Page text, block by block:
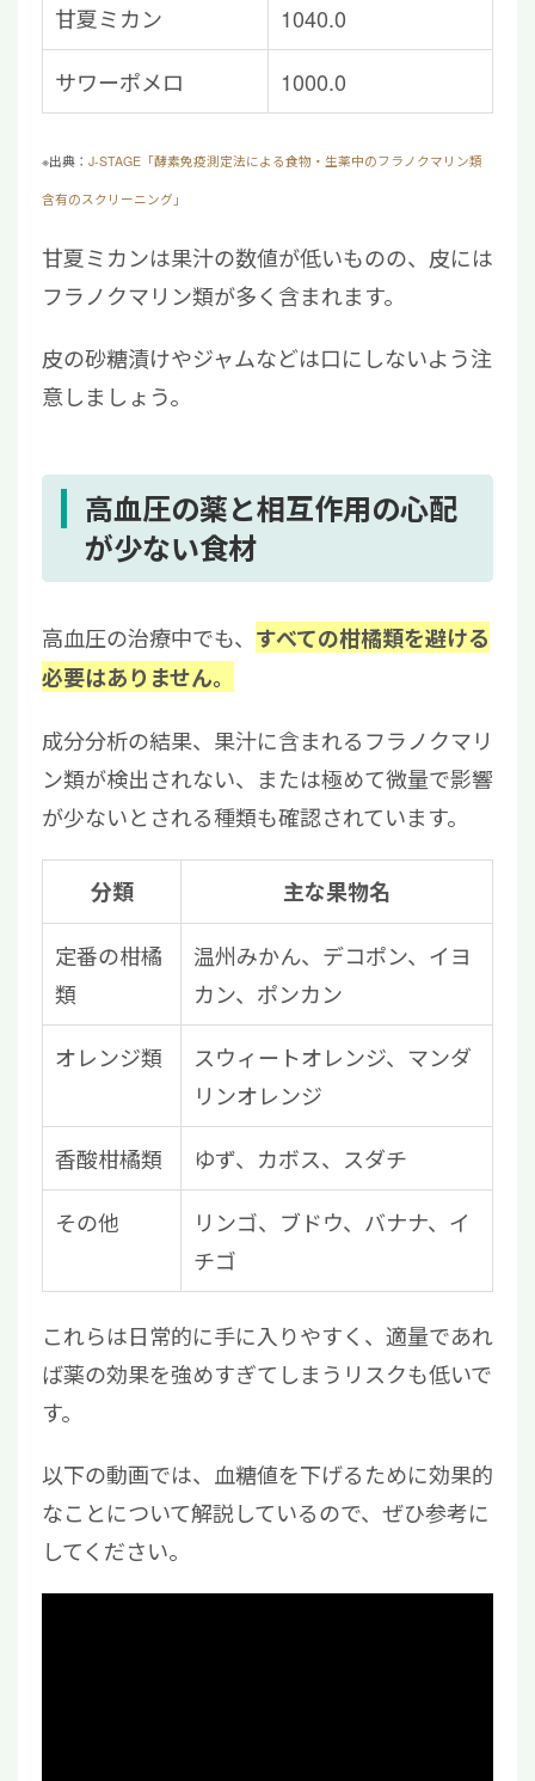
甘夏ミカン 1040.0
サワーポメロ 1000.0
※出典： J-STAGE「酵素免疫測定法による食物・生薬中のフラノクマリン類
含有のスクリーニング」
甘夏ミカンは果汁の数値が低いものの、皮には
フラノクマリン類が多く含まれます。
皮の砂糖漬けやジャムなどは口にしないよう注
意しましょう。
高血圧の薬と相互作用の心配
が少ない食材
高血圧の治療中でも、 すべての柑橘類を避ける
必要はありません。
成分分析の結果、果汁に含まれるフラノクマリ
ン類が検出されない、または極めて微量で影響
が少ないとされる種類も確認されています。
分類 主な果物名
定番の柑橘
類
温州みかん、デコポン、イヨ
カン、ポンカン
オレンジ類
スウィートオレンジ、マンダ
リンオレンジ
香酸柑橘類 ゆず、カボス、スダチ
その他
リンゴ、ブドウ、バナナ、イ
チゴ
これらは日常的に手に入りやすく、適量であれ
ば薬の効果を強めすぎてしまうリスクも低いで
す。
以下の動画では、血糖値を下げるために効果的
なことについて解説しているので、ぜひ参考に
してください。